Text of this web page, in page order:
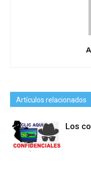
Artículos relacionados
Los